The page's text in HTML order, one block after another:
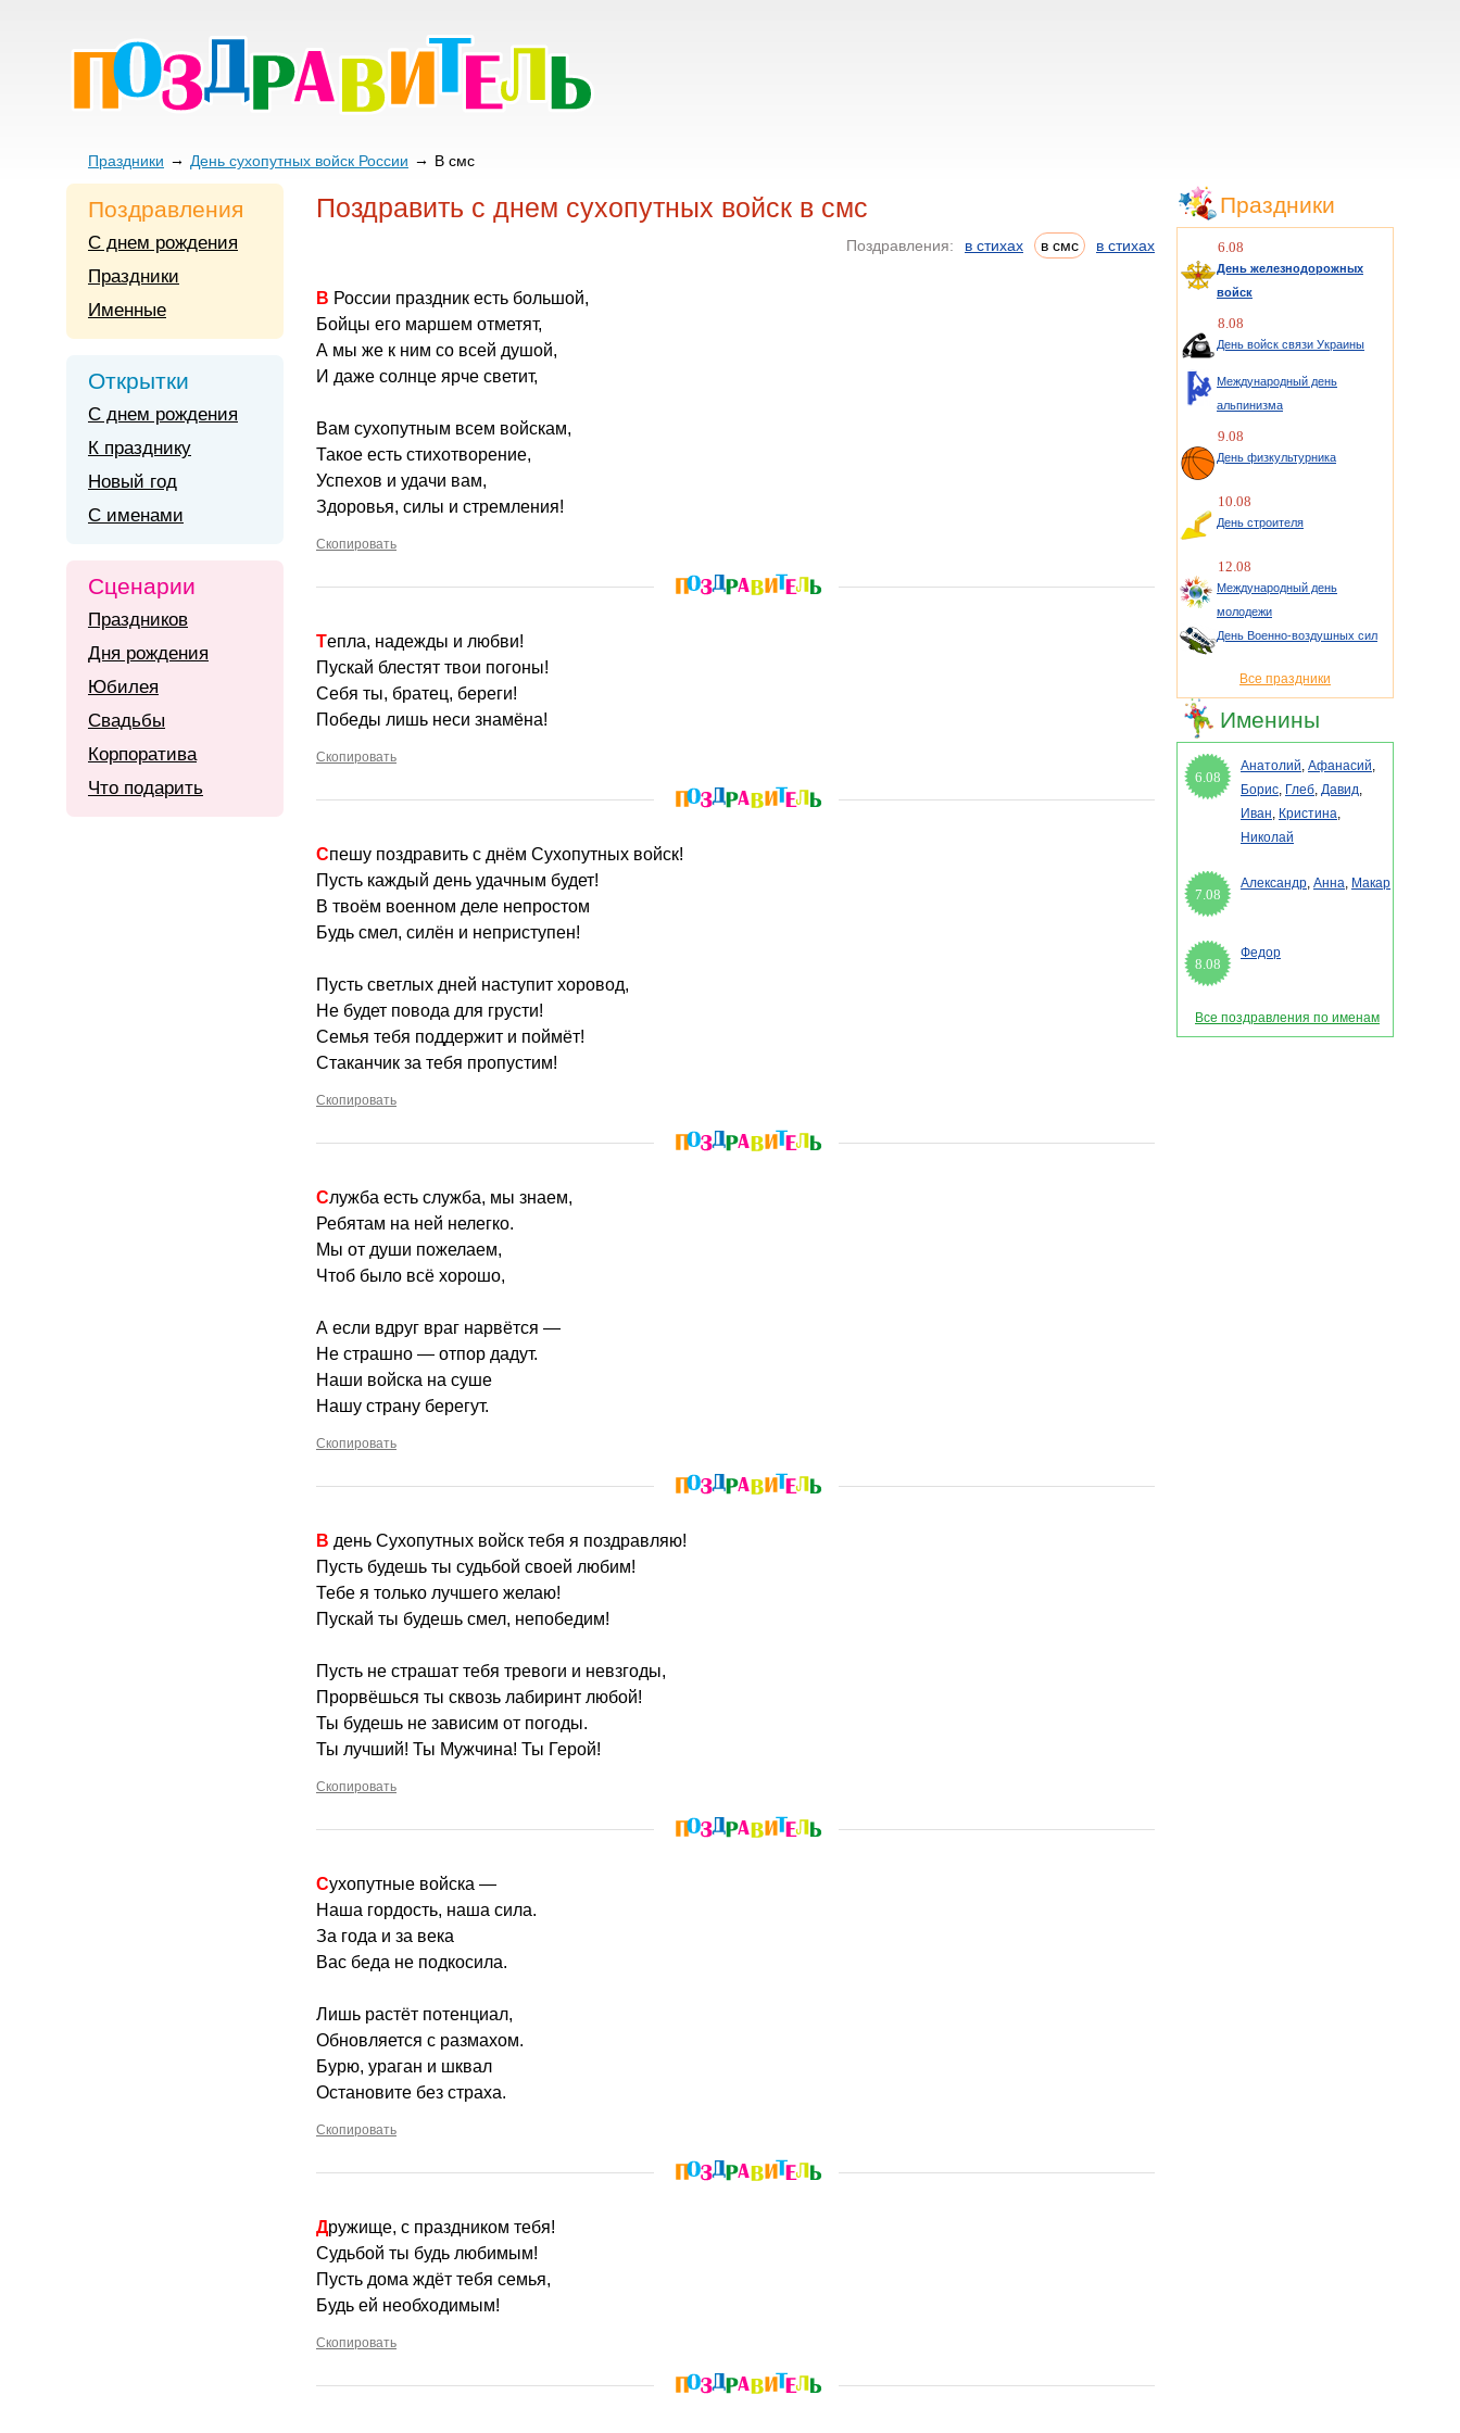
Праздники День сухопутных войск России В смс
Поздравить с днем сухопутных войск в смс
Поздравления: в стихах в смс в стихах
В России праздник есть большой,
Бойцы его маршем отметят,
А мы же к ним со всей душой,
И даже солнце ярче светит,
Вам сухопутным всем войскам,
Такое есть стихотворение,
Успехов и удачи вам,
Здоровья, силы и стремления!
Скопировать
Тепла, надежды и любви!
Пускай блестят твои погоны!
Себя ты, братец, береги!
Победы лишь неси знамёна!
Скопировать
Спешу поздравить с днём Сухопутных войск!
Пусть каждый день удачным будет!
В твоём военном деле непростом
Будь смел, силён и неприступен!
Пусть светлых дней наступит хоровод,
Не будет повода для грусти!
Семья тебя поддержит и поймёт!
Стаканчик за тебя пропустим!
Скопировать
Служба есть служба, мы знаем,
Ребятам на ней нелегко.
Мы от души пожелаем,
Чтоб было всё хорошо,
А если вдруг враг нарвётся —
Не страшно — отпор дадут.
Наши войска на суше
Нашу страну берегут.
Скопировать
В день Сухопутных войск тебя я поздравляю!
Пусть будешь ты судьбой своей любим!
Тебе я только лучшего желаю!
Пускай ты будешь смел, непобедим!
Пусть не страшат тебя тревоги и невзгоды,
Прорвёшься ты сквозь лабиринт любой!
Ты будешь не зависим от погоды.
Ты лучший! Ты Мужчина! Ты Герой!
Скопировать
Сухопутные войска —
Наша гордость, наша сила.
За года и за века
Вас беда не подкосила.
Лишь растёт потенциал,
Обновляется с размахом.
Бурю, ураган и шквал
Остановите без страха.
Скопировать
Дружище, с праздником тебя!
Судьбой ты будь любимым!
Пусть дома ждёт тебя семья,
Будь ей необходимым!
Скопировать
Поздравления
С днем рождения
Праздники
Именные
Открытки
С днем рождения
К празднику
Новый год
С именами
Сценарии
Праздников
Дня рождения
Юбилея
Свадьбы
Корпоратива
Что подарить
Праздники
6.08
День железнодорожных
войск
8.08
День войск связи Украины
Международный день
альпинизма
9.08
День физкультурника
10.08
День строителя
12.08
Международный день
молодежи
День Военно-воздушных сил
Все праздники
Именины
6.08
Анатолий, Афанасий,
Борис, Глеб, Давид,
Иван, Кристина,
Николай
7.08
Александр, Анна, Макар
8.08
Федор
Все поздравления по именам